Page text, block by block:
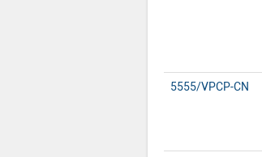
5555/VPCP-CN